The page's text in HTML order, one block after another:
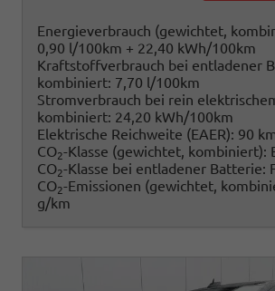
Energieverbrauch (gewichtet,
0,90 l/100km + 22,40 kWh/100km
Kraftstoffverbrauch bei entladener
kombiniert: 7,70 l/100km
Stromverbrauch bei rein
kombiniert: 24,20 kWh/100km
Elektrische Reichweite (EAER): 90
CO2-Klasse (gewichtet, kombiniert):
CO2-Klasse bei entladener Batterie:
CO2-Emissionen (gewichtet,
g/km